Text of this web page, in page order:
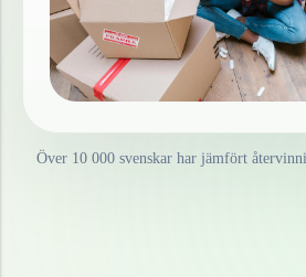
Över 10 000 svenskar har jämfört